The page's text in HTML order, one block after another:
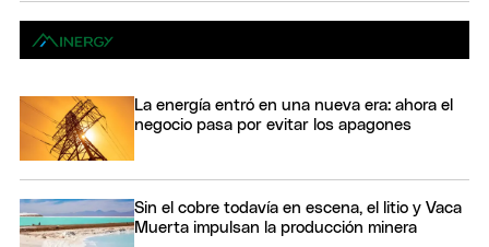
La energía entró en una nueva era: ahora el
negocio pasa por evitar los apagones
Sin el cobre todavía en escena, el litio y Vaca
Muerta impulsan la producción minera